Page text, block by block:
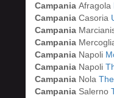
Campania Afragola
Campania Casoria
Campania
Campania
Campania Napoli
Campania Napoli
Campania Nola
Campania Salerno